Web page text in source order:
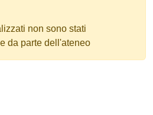
non sono stati
da parte dell'ateneo